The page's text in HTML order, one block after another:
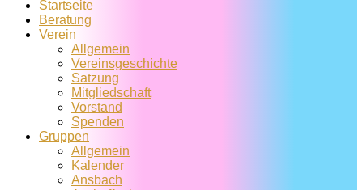
Startseite
Beratung
Verein
Allgemein
Vereins­geschichte
Satzung
Mitglied­schaft
Vorstand
Spenden
Gruppen
Allgemein
Kalender
Ansbach